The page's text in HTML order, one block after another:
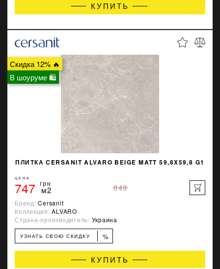
КУПИТЬ
Скидка 12% 🔥
В шоуруме 🛍
ПЛИТКА CERSANIT ALVARO BEIGE MATT 59,8X59,8 G1
ЦЕНА
747 грн
м2 849
Бренд:Cersanit
Коллекция:ALVARO
Страна-производитель: Украина
УЗНАТЬ СВОЮ СКИДКУ %
КУПИТЬ